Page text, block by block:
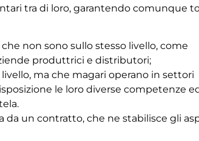
tra di loro, garantendo comunque
non sono sullo stesso livello, come
produttrici e distributori;
ma che magari operano in settori
le loro diverse competenze
un contratto, che ne stabilisce gli